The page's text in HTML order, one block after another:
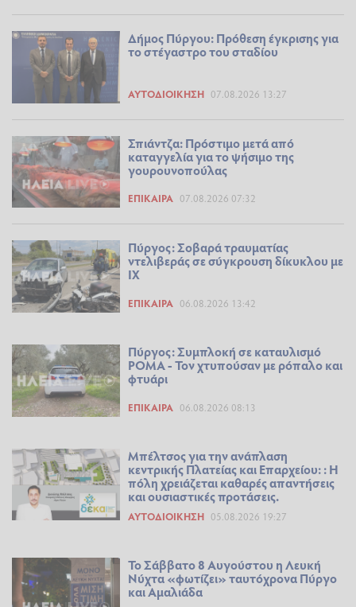
Δήμος Πύργου: Πρόθεση έγκρισης για
το στέγαστρο του σταδίου
ΑΥΤΟΔΙΟΊΚΗΣΗ 07.08.2026 13:27
Σπιάντζα: Πρόστιμο μετά από
καταγγελία για το ψήσιμο της
γουρουνοπούλας
ΕΠΊΚΑΙΡΑ 07.08.2026 07:32
Πύργος: Σοβαρά τραυματίας
ντελιβεράς σε σύγκρουση δίκυκλου με
ΙΧ
ΕΠΊΚΑΙΡΑ 06.08.2026 13:42
Πύργος: Συμπλοκή σε καταυλισμό
ΡΟΜΑ - Τον χτυπούσαν με ρόπαλο και
φτυάρι
ΕΠΊΚΑΙΡΑ 06.08.2026 08:13
Μπέλτσος για την ανάπλαση
κεντρικής Πλατείας και Επαρχείου: : Η
πόλη χρειάζεται καθαρές απαντήσεις
και ουσιαστικές προτάσεις.
ΑΥΤΟΔΙΟΊΚΗΣΗ 05.08.2026 19:27
Το Σάββατο 8 Αυγούστου η Λευκή
Νύχτα «φωτίζει» ταυτόχρονα Πύργο
και Αμαλιάδα